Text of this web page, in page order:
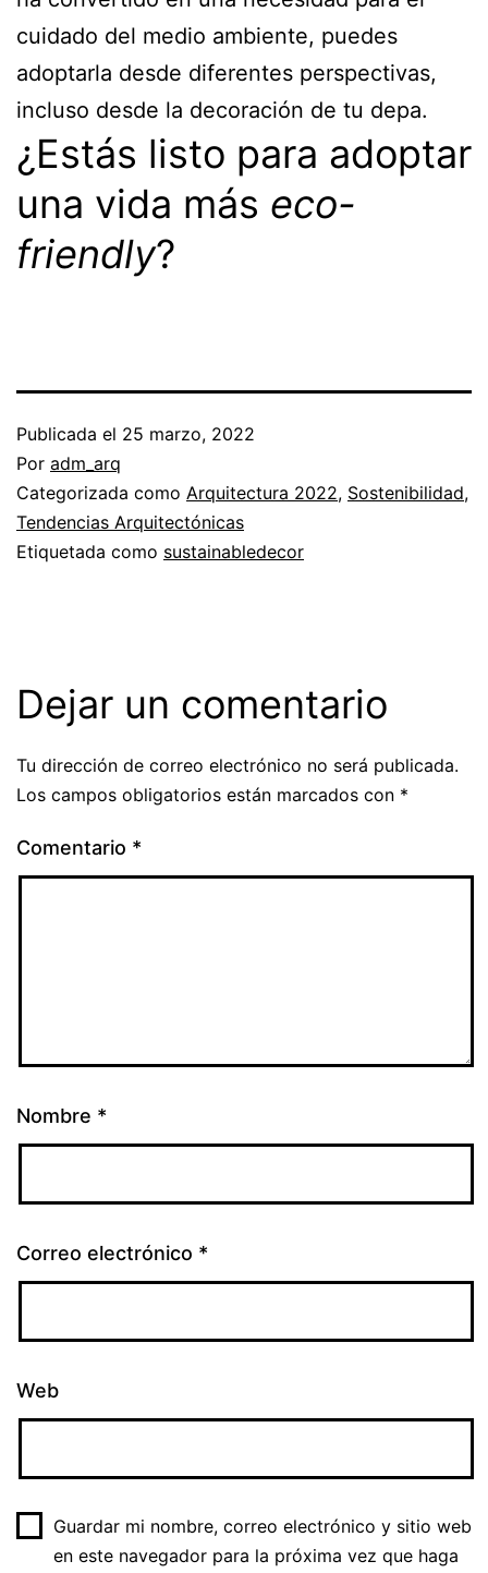
cuidado del medio ambiente, puedes
adoptarla desde diferentes perspectivas,
incluso desde la decoración de tu depa.
¿Estás listo para adoptar
una vida más eco-
friendly?
Publicada el 25 marzo, 2022
Por adm_arq
Categorizada como Arquitectura 2022, Sostenibilidad,
Tendencias Arquitectónicas
Etiquetada como sustainabledecor
Dejar un comentario
Tu dirección de correo electrónico no será publicada.
Los campos obligatorios están marcados con *
Comentario *
Nombre *
Correo electrónico *
Web
Guardar mi nombre, correo electrónico y sitio web
en este navegador para la próxima vez que haga